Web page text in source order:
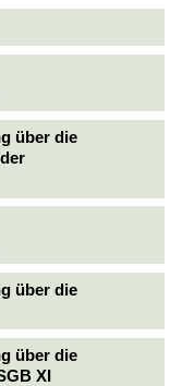
über die
über die
über die
XI